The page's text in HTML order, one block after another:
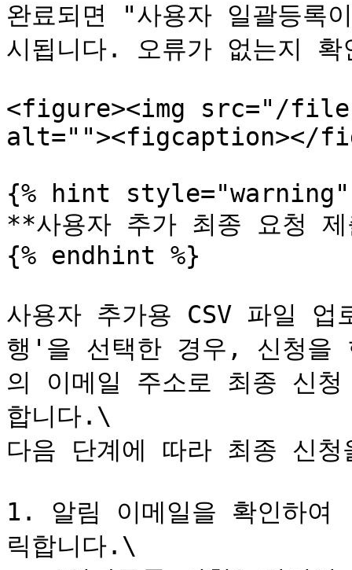
완료되면 "사용자 일괄등록
시됩니다. 오류가 없는지
<figure><img src="/
alt=""><figcaption></
{% hint style="warning"
**사용자 추가 최종 요청
{% endhint %}
사용자 추가용 CSV 파일
행'을 선택한 경우, 신청을
의 이메일 주소로 최종 신
합니다.\
다음 단계에 따라 최종 신
1. 알림 이메일을 확인하여
릭합니다.\